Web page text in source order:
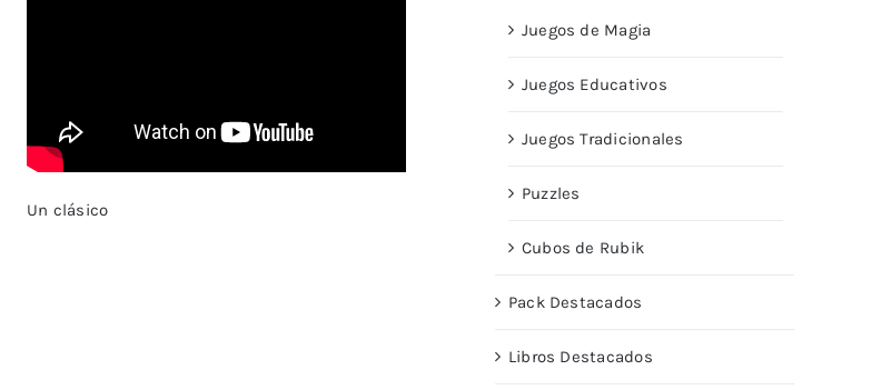
Un clásico
Juegos de Magia
Juegos Educativos
Juegos Tradicionales
Puzzles
Cubos de Rubik
Pack Destacados
Libros Destacados